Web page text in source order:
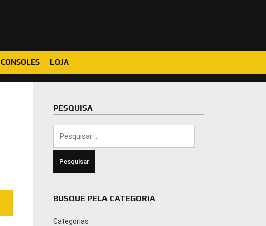
CONSOLES LOJA
PESQUISA
BUSQUE PELA CATEGORIA
Categorias